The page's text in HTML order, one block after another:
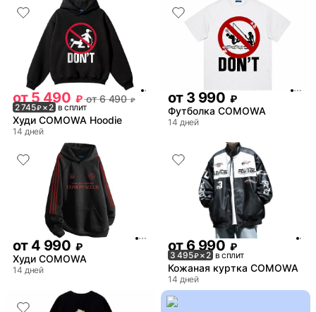
от5 490 ₽ от 6 490 ₽
2 745₽× 2 в сплит
Худи COMOWA Hoodie
14 дней
от 3 990 ₽
Футболка COMOWA
14 дней
от 4 990 ₽
Худи COMOWA
14 дней
от6 990 ₽
3 495₽× 2 в сплит
Кожаная куртка COMOWA
14 дней